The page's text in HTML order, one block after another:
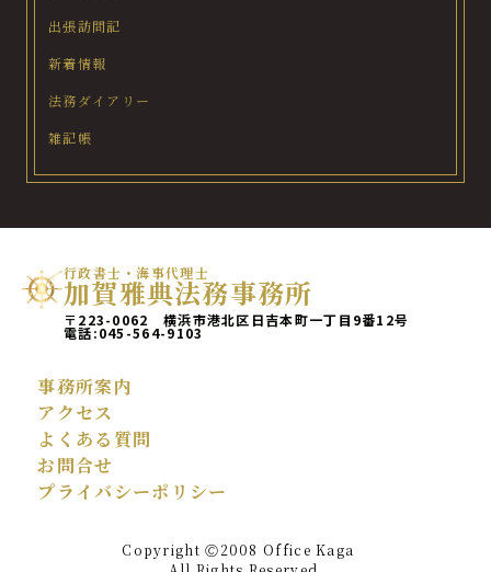
出張訪問記
新着情報
法務ダイアリー
雑記帳
行政書士・海事代理士
加賀雅典法務事務所
〒223-0062 横浜市港北区日吉本町一丁目9番12号
電話:045-564-9103
事務所案内
アクセス
よくある質問
お問合せ
プライバシーポリシー
Copyright 🄫2008 Office Kaga